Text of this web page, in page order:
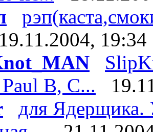
19.11.2004, 19:34
B, C...
для Ядерщика.